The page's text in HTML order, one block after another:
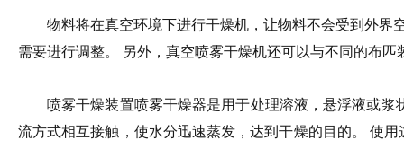
物料将在真空环境下进行干燥机，让物料不会受到外界
需要进行调整。 另外，真空喷雾干燥机还可以与不同的布
喷雾干燥装置喷雾干燥器是用于处理溶液，悬浮液或
流方式相互接触，使水分迅速蒸发，达到干燥的目的。 使